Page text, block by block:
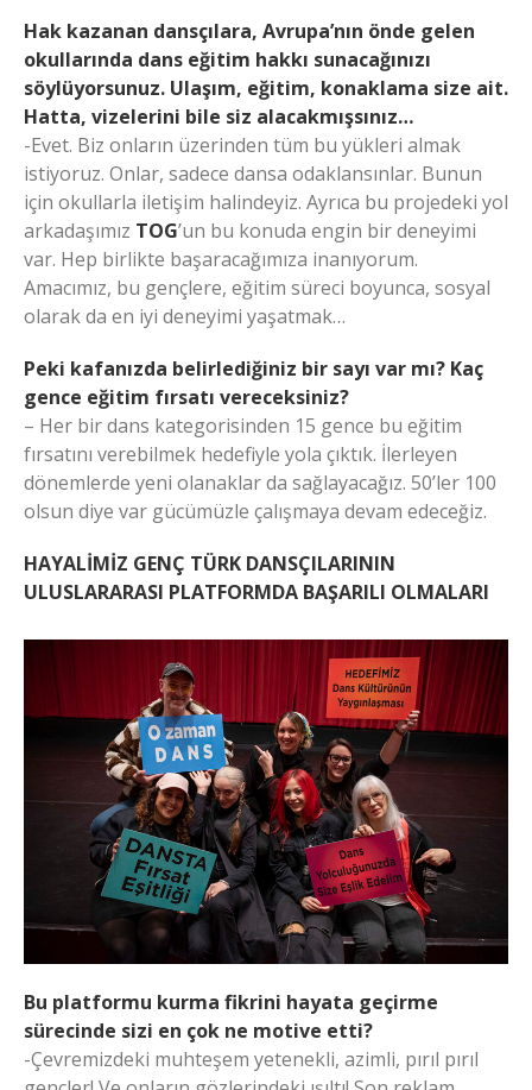
Hak kazanan dansçılara, Avrupa’nın önde gelen
okullarında dans eğitim hakkı sunacağınızı
söylüyorsunuz. Ulaşım, eğitim, konaklama size ait.
Hatta, vizelerini bile siz alacakmışsınız…
-Evet. Biz onların üzerinden tüm bu yükleri almak
istiyoruz. Onlar, sadece dansa odaklansınlar. Bunun
için okullarla iletişim halindeyiz. Ayrıca bu projedeki yol
arkadaşımız TOG’un bu konuda engin bir deneyimi
var. Hep birlikte başaracağımıza inanıyorum.
Amacımız, bu gençlere, eğitim süreci boyunca, sosyal
olarak da en iyi deneyimi yaşatmak…
Peki kafanızda belirlediğiniz bir sayı var mı? Kaç
gence eğitim fırsatı vereceksiniz?
– Her bir dans kategorisinden 15 gence bu eğitim
fırsatını verebilmek hedefiyle yola çıktık. İlerleyen
dönemlerde yeni olanaklar da sağlayacağız. 50’ler 100
olsun diye var gücümüzle çalışmaya devam edeceğiz.
HAYALİMİZ GENÇ TÜRK DANSÇILARININ
ULUSLARARASI PLATFORMDA BAŞARILI OLMALARI
Bu platformu kurma fikrini hayata geçirme
sürecinde sizi en çok ne motive etti?
-Çevremizdeki muhteşem yetenekli, azimli, pırıl pırıl